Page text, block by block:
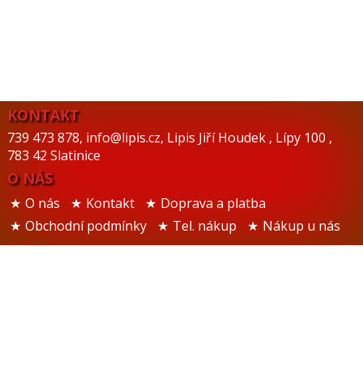
KONTAKT
739 473 878, info@lipis.cz, Lipis Jiří Houdek , Lípy 100 ,
783 42 Slatinice
O NÁS
O nás Kontakt
Doprava a platba
Obchodní podmínky
Tel. nákup Nákup u nás